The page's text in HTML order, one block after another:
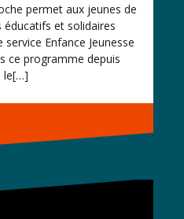
permet aux jeunes de
éducatifs et solidaires
Enfance Jeunesse
ce programme depuis
le[…]